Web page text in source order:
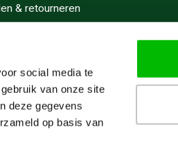
social media te
van onze site
deze gegevens
op basis van
& retourneren